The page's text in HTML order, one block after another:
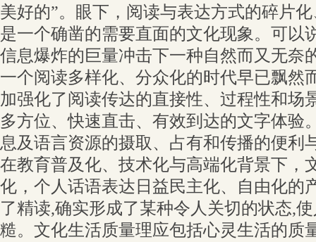
美好的”。眼下，阅读与表达方式的碎片
是一个确凿的需要直面的文化现象。可以
信息爆炸的巨量冲击下一种自然而又无奈
一个阅读多样化、分众化的时代早已飘然
加强化了阅读传达的直接性、过程性和场
多方位、快速直击、有效到达的文字体验
息及语言资源的摄取、占有和传播的便利
在教育普及化、技术化与高端化背景下，
化，个人话语表达日益民主化、自由化的
了精读,确实形成了某种令人关切的状态,
糙。文化生活质量理应包括心灵生活的质